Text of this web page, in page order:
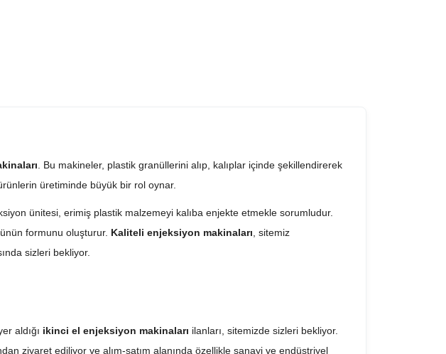
. Bu makineler, plastik granüllerini alıp, kalıplar içinde şekillendirerek
üretiminde büyük bir rol oynar.
ünitesi, erimiş plastik malzemeyi kalıba enjekte etmekle sorumludur.
formunu oluşturur. Kaliteli enjeksiyon makinaları , sitemiz
sizleri bekliyor.
aldığı ikinci el enjeksiyon makinaları ilanları, sitemizde sizleri bekliyor.
ziyaret ediliyor ve alım-satım alanında özellikle sanayi ve endüstriyel